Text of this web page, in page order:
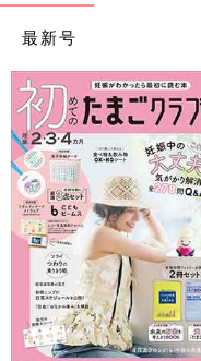
最新号